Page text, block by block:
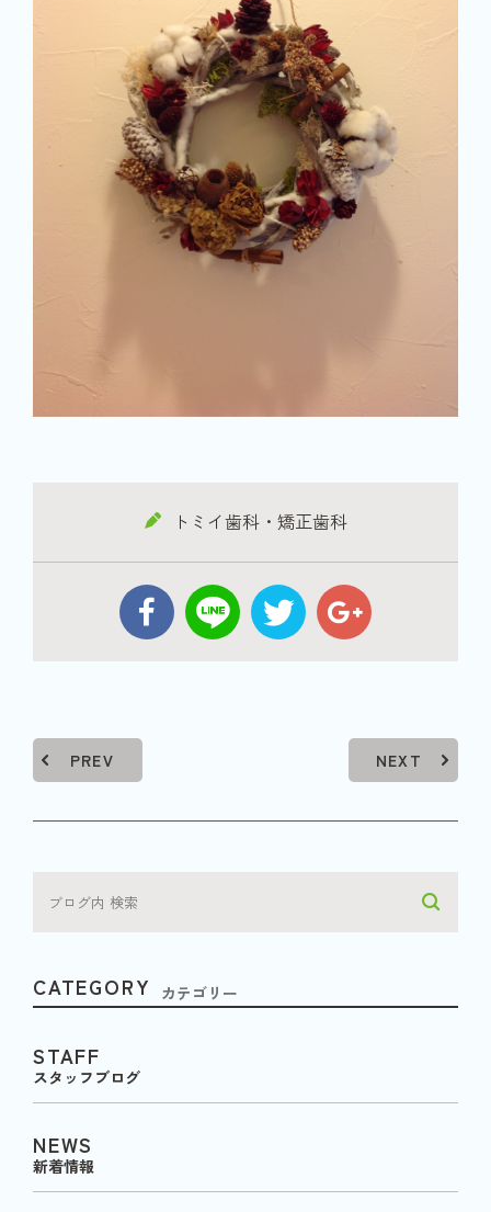
トミイ歯科・矯正歯科
PREV NEXT
CATEGORY カテゴリー
STAFF
スタッフブログ
NEWS
新着情報